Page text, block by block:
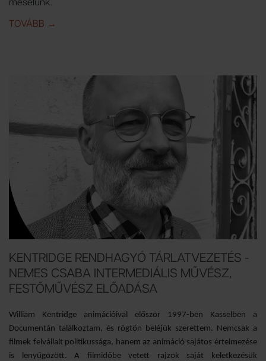
mesélünk.
TOVÁBB IDE: KENTRIDGE ÉS KÖREI - TOPOR TÜNDE ÉS
→
KENTRIDGE RENDHAGYÓ TÁRLATVEZETÉS -
NEMES CSABA INTERMEDIÁLIS MŰVÉSZ,
FESTŐMŰVÉSZ ELŐADÁSA
William Kentridge animációival először 1997-ben Kasselben a
Documentán találkoztam, és rögtön beléjük szerettem. Nemcsak a
filmek felvállalt politikussága, hanem az animáció sajátos értelmezése
is lenyűgözött. A filmidőbe vetett rajzok saját keletkezésük